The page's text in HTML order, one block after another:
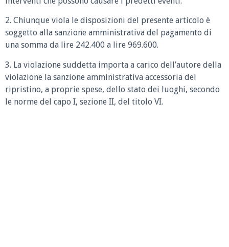
2. Chiunque viola le disposizioni del presente articolo è
soggetto alla sanzione amministrativa del pagamento di
una somma da lire 242.400 a lire 969.600.
3. La violazione suddetta importa a carico dell’autore della
violazione la sanzione amministrativa accessoria del
ripristino, a proprie spese, dello stato dei luoghi, secondo
le norme del capo I, sezione II, del titolo VI.